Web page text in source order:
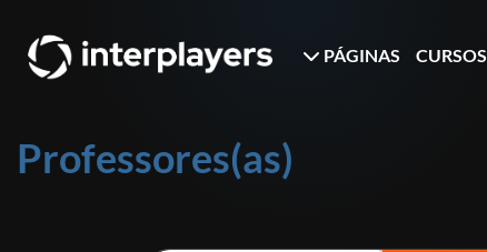
PÁGINAS CURSOS
Professores(as)